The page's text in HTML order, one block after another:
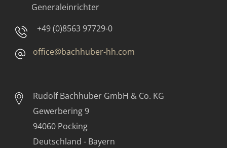
Generaleinrichter
+49 (0)8563 97729-0
office@bachhuber-hh.com
Rudolf Bachhuber GmbH & Co. KG
Gewerbering 9
94060 Pocking
Deutschland - Bayern